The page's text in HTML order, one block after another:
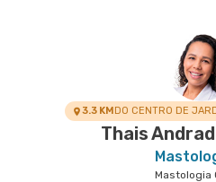
3.3 KMDO CENTRO DE
Thais
Mastologia